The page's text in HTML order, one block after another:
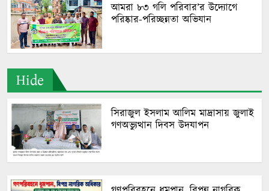
আমরা ৮৩ গলি পরিবার’র উদ্যোগে
পরিষ্কার-পরিচ্ছন্নতা অভিযান
Hide
সিরাজুল ইসলাম আলিম মাদ্রাসায় জুলাই
গণঅভ্যুত্থান দিবস উদযাপন